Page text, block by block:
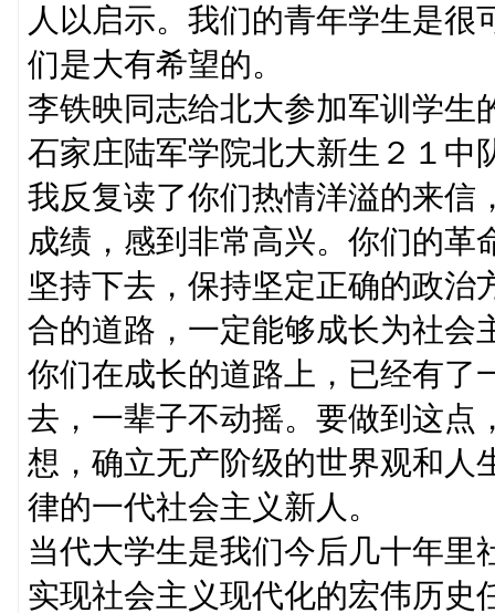
人以启示。我们的青年学生是
们是大有希望的。
李铁映同志给北大参加军训学生
石家庄陆军学院北大新生２１中
我反复读了你们热情洋溢的来信
成绩，感到非常高兴。你们的革
坚持下去，保持坚定正确的政治
合的道路，一定能够成长为社会
你们在成长的道路上，已经有了
去，一辈子不动摇。要做到这点
想，确立无产阶级的世界观和人
律的一代社会主义新人。
当代大学生是我们今后几十年里
实现社会主义现代化的宏伟历史